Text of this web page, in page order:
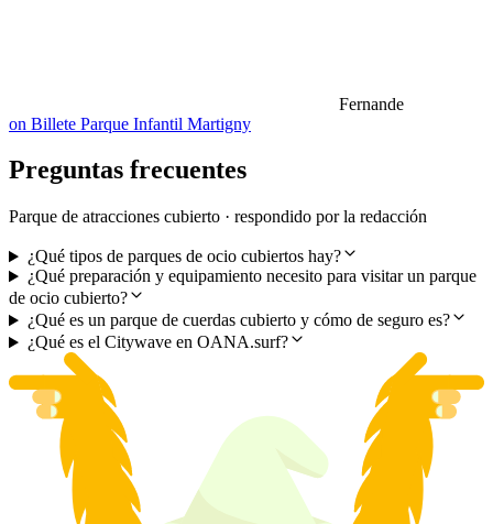
Fernande
on Billete Parque Infantil Martigny
Preguntas frecuentes
Parque de atracciones cubierto · respondido por la redacción
¿Qué tipos de parques de ocio cubiertos hay?
¿Qué preparación y equipamiento necesito para visitar un parque
de ocio cubierto?
¿Qué es un parque de cuerdas cubierto y cómo de seguro es?
¿Qué es el Citywave en OANA.surf?